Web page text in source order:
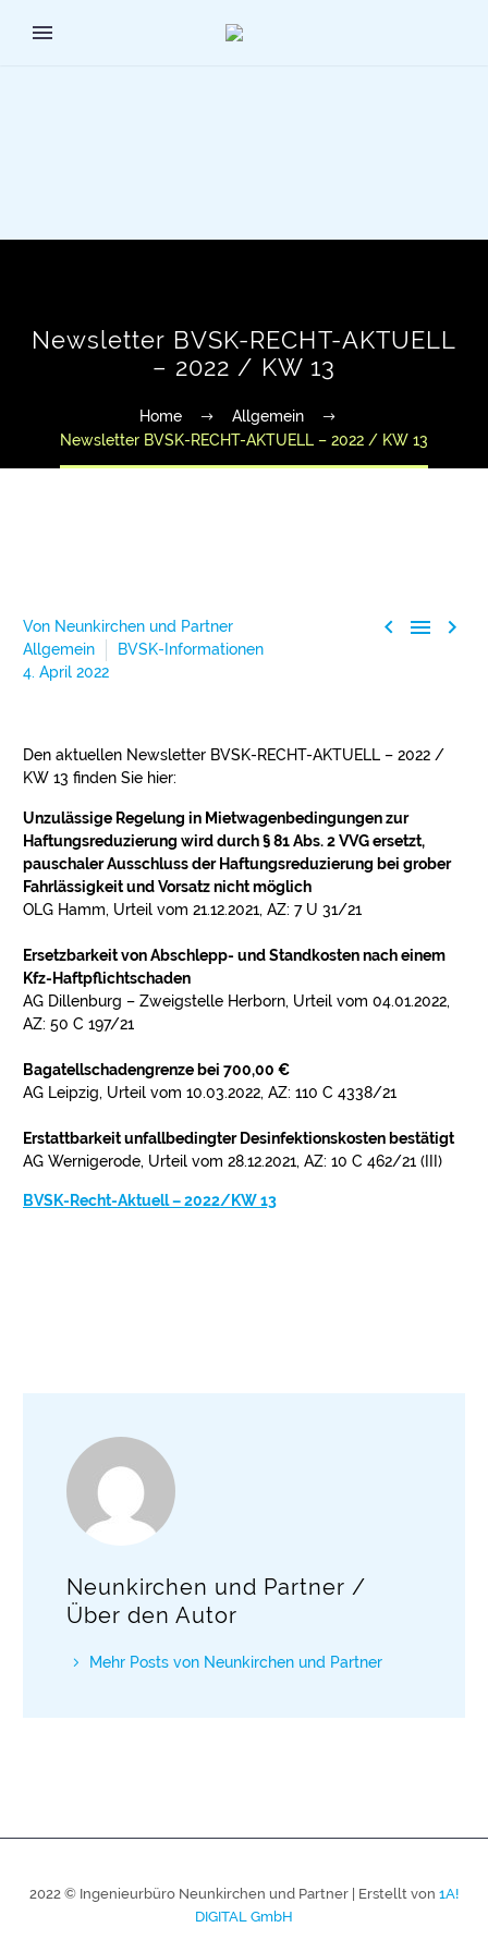
Newsletter BVSK-RECHT-AKTUELL
– 2022 / KW 13
Home
Allgemein
Newsletter BVSK-RECHT-AKTUELL – 2022 / KW 13
  
Von Neunkirchen und Partner
Allgemein
BVSK-Informationen
4. April 2022
Den aktuellen Newsletter BVSK-RECHT-AKTUELL – 2022 /
KW 13 finden Sie hier:
Unzulässige Regelung in Mietwagenbedingungen zur
Haftungsreduzierung wird durch § 81 Abs. 2 VVG ersetzt,
pauschaler Ausschluss der Haftungsreduzierung bei grober
Fahrlässigkeit und Vorsatz nicht möglich
OLG Hamm, Urteil vom 21.12.2021, AZ: 7 U 31/21
Ersetzbarkeit von Abschlepp- und Standkosten nach einem
Kfz-Haftpflichtschaden
AG Dillenburg – Zweigstelle Herborn, Urteil vom 04.01.2022,
AZ: 50 C 197/21
Bagatellschadengrenze bei 700,00 €
AG Leipzig, Urteil vom 10.03.2022, AZ: 110 C 4338/21
Erstattbarkeit unfallbedingter Desinfektionskosten bestätigt
AG Wernigerode, Urteil vom 28.12.2021, AZ: 10 C 462/21 (III)
BVSK-Recht-Aktuell – 2022/KW 13
Neunkirchen und Partner /
Über den Autor
Mehr Posts von Neunkirchen und Partner
2022 © Ingenieurbüro Neunkirchen und Partner | Erstellt von 1A!
DIGITAL GmbH